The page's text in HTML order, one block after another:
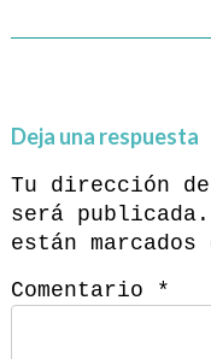
Deja una respuesta
Tu dirección
será publicada.
están marcados
Comentario
*